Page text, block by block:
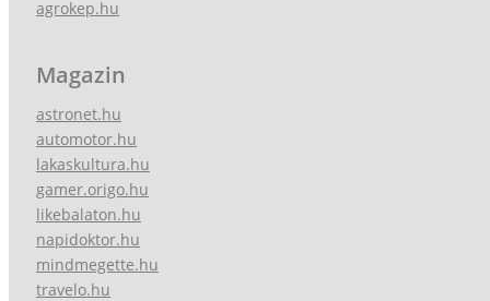
agrokep.hu
Magazin
astronet.hu
automotor.hu
lakaskultura.hu
gamer.origo.hu
likebalaton.hu
napidoktor.hu
mindmegette.hu
travelo.hu